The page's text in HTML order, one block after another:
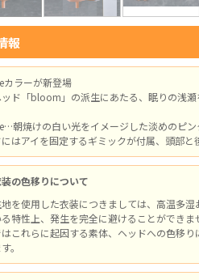
報
カラーが新登場
ド「bloom」の派生にあたる、眠りの浅
朝焼けの白い光をイメージした淡めのピン
はアイを固定するギミックが付属、頭部
の色移りについて
を使用した衣装につきましては、高温多
る特性上、発生を完全に避けることができま
これらに起因する素体、ヘッドへの色移
。